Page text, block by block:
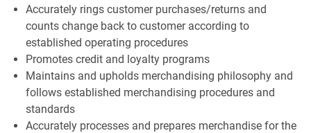
Accurately rings customer purchases/returns and
counts change back to customer according to
established operating procedures
Promotes credit and loyalty programs
Maintains and upholds merchandising philosophy and
follows established merchandising procedures and
standards
Accurately processes and prepares merchandise for the